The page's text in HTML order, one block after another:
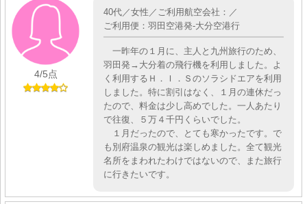
4/5点
40代／女性／ご利用航空会社：／
ご利用便：羽田空港発-大分空港行
一昨年の１月に、主人と九州旅行のため、
羽田発→大分着の飛行機を利用しました。よ
く利用するＨ．Ｉ．Ｓのソラシドエアを利用
しました。特に割引はなく、１月の連休だっ
たので、料金は少し高めでした。一人あたり
で往復、５万４千円くらいでした。
１月だったので、とても寒かったです。で
も別府温泉の観光は楽しめました。全て観光
名所をまわれたわけではないので、また旅行
に行きたいです。